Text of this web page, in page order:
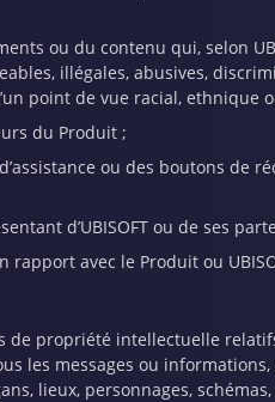
ou du contenu qui, selon
illégales, abusives,
point de vue racial, ethnique
du Produit ;
ou des boutons de
d’UBISOFT ou de ses
avec le Produit ou
propriété intellectuelle
les messages ou
lieux, personnages,